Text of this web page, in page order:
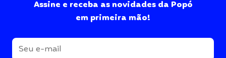
Assine e receba as novidades da Popó
em primeira mão!